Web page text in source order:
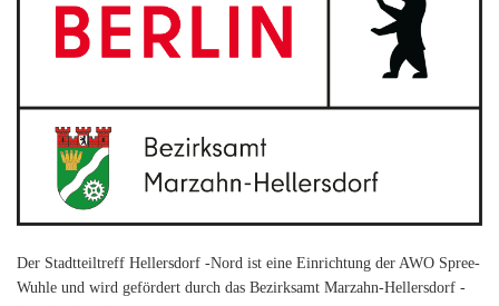
Der Stadtteiltreff Hellersdorf -Nord ist eine Einrichtung der AWO Spree-
Wuhle und wird gefördert durch das Bezirksamt Marzahn-Hellersdorf -